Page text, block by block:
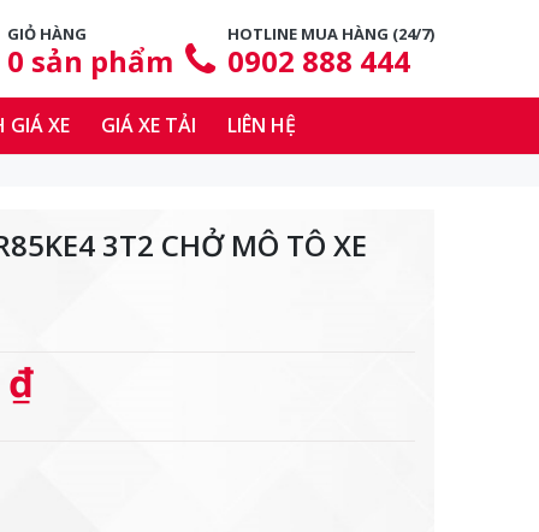
GIỎ HÀNG
0 sản phẩm
HOTLINE MUA HÀNG (24/7)
0902 888 444
GIÁ XE GIÁ XE TẢI LIÊN HỆ
3T2 CHỞ MÔ TÔ XE
₫